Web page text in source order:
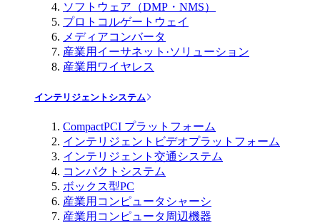
ソフトウェア（DMP・NMS）
プロトコルゲートウェイ
メディアコンバータ
産業用イーサネット·ソリューション
産業用ワイヤレス
インテリジェントシステム
CompactPCI プラットフォーム
インテリジェントビデオプラットフォーム
インテリジェント交通システム
コンパクトシステム
ボックス型PC
産業用コンピュータシャーシ
産業用コンピュータ周辺機器